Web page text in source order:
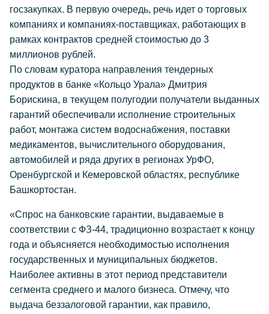
госзакупках. В первую очередь, речь идет о торговых
компаниях и компаниях-поставщиках, работающих в
рамках контрактов средней стоимостью до 3
миллионов рублей.
По словам куратора направления тендерных
продуктов в банке «Кольцо Урала» Дмитрия
Борискина, в текущем полугодии получатели выданных
гарантий обеспечивали исполнение строительных
работ, монтажа систем водоснабжения, поставки
медикаментов, вычислительного оборудования,
автомобилей и ряда других в регионах УрФО,
Оренбургской и Кемеровской областях, республике
Башкортостан.
«Спрос на банковские гарантии, выдаваемые в
соответствии с ФЗ-44, традиционно возрастает к концу
года и объясняется необходимостью исполнения
государственных и муниципальных бюджетов.
Наиболее активны в этот период представители
сегмента среднего и малого бизнеса. Отмечу, что
выдача беззалоговой гарантии, как правило,